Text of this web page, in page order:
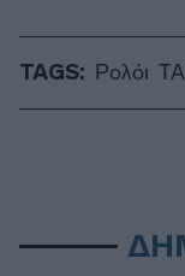
TAGS: Ρολόι